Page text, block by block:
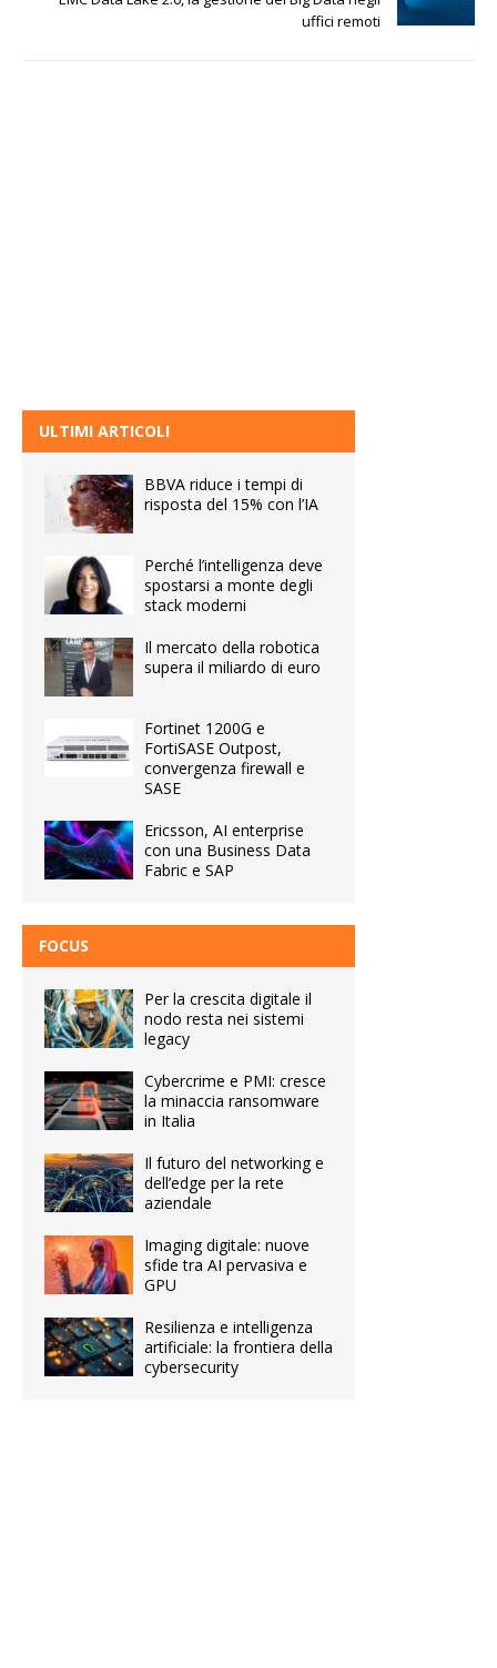
uffici remoti
ULTIMI ARTICOLI
BBVA riduce i tempi di
risposta del 15% con l’IA
Perché l’intelligenza deve
spostarsi a monte degli
stack moderni
Il mercato della robotica
supera il miliardo di euro
Fortinet 1200G e
FortiSASE Outpost,
convergenza firewall e
SASE
Ericsson, AI enterprise
con una Business Data
Fabric e SAP
FOCUS
Per la crescita digitale il
nodo resta nei sistemi
legacy
Cybercrime e PMI: cresce
la minaccia ransomware
in Italia
Il futuro del networking e
dell’edge per la rete
aziendale
Imaging digitale: nuove
sfide tra AI pervasiva e
GPU
Resilienza e intelligenza
artificiale: la frontiera della
cybersecurity